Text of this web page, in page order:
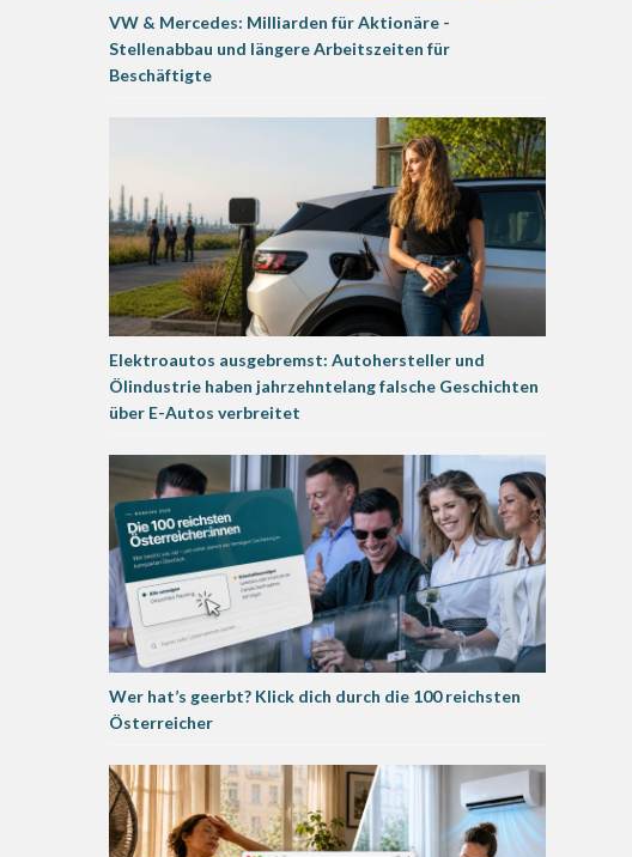
VW & Mercedes: Milliarden für Aktionäre -
Stellenabbau und längere Arbeitszeiten für
Beschäftigte
Elektroautos ausgebremst: Autohersteller und
Ölindustrie haben jahrzehntelang falsche Geschichten
über E-Autos verbreitet
Wer hat’s geerbt? Klick dich durch die 100 reichsten
Österreicher